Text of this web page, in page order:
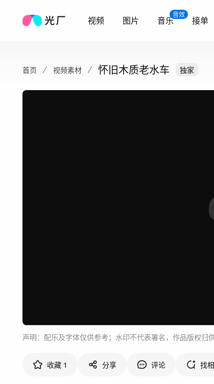
视频 图片
音效
音乐 接单
首页 视频素材 怀旧木质老水车 独家
声明：配乐及字体仅供参考；水印不代表署名，作品版权归
收藏 1 分享 评论 找